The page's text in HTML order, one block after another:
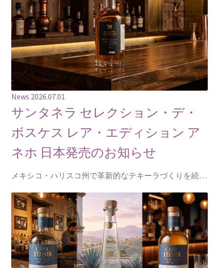
News 2026.07.01
サンタネラ セレクション・デ・
ボスケス レア・エディション ア
ネホ 日本発売のお知らせ
メキシコ・ハリスコ州で革新的なテキーラづくりを続…